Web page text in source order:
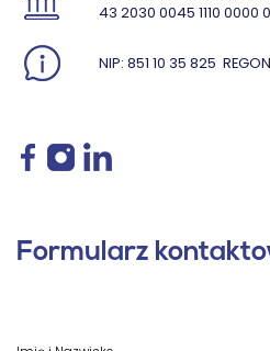
43 2030 0045 1110 0000
NIP: 851 10 35 825
Formularz